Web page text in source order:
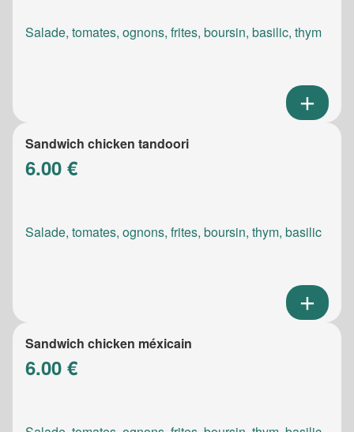
Salade, tomates, ognons, frites, boursin, basilic, thym
Sandwich chicken tandoori
6.00 €
Salade, tomates, ognons, frites, boursin, thym, basilic
Sandwich chicken méxicain
6.00 €